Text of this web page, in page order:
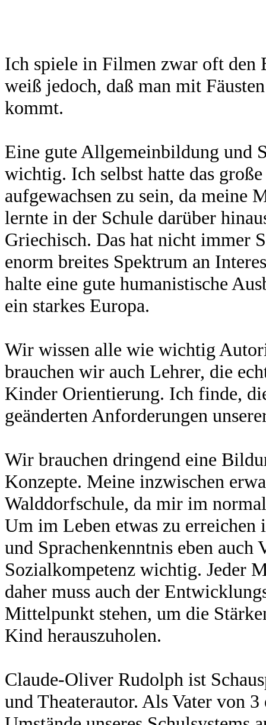
Ich spiele in Filmen zwar oft den
weiß jedoch, daß man mit
kommt.
Eine gute Allgemeinbildung und
wichtig. Ich selbst hatte das
aufgewachsen zu sein, da meine
lernte in der Schule darüber
Griechisch. Das hat nicht immer
enorm breites Spektrum an
halte eine gute humanistische
ein starkes Europa.
Wir wissen alle wie wichtig
brauchen wir auch Lehrer, die
Kinder Orientierung. Ich finde,
geänderten Anforderungen
Wir brauchen dringend eine
Konzepte. Meine inzwischen
Walddorfschule, da mir im
Um im Leben etwas zu
und Sprachenkenntnis eben auch
Sozialkompetenz wichtig. Jeder
daher muss auch der
Mittelpunkt stehen, um die
Kind herauszuholen.
Claude-Oliver Rudolph ist
und Theaterautor. Als Vater von